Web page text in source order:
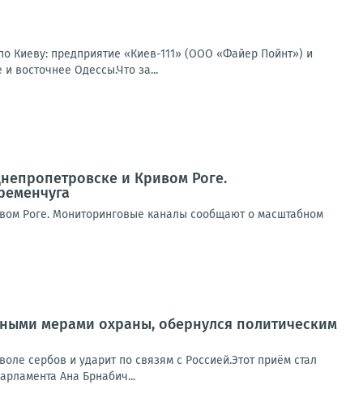
Киеву: предприятие «Киев-111» (ООО «Файер Пойнт») и
восточнее Одессы.Что за...
и Кривом Роге.
Роге. Мониторинговые каналы сообщают о масштабном
мерами охраны, обернулся политическим
сербов и ударит по связям с Россией.Этот приём стал
Ана Брнабич...